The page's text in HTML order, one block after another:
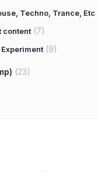
Techno, Trance, Etc
content (7)
(9)
(23)